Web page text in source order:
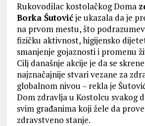
Rukovodilac kostolačkog Doma
Borka Šutovićje ukazala da je
na prvom mestu, što
fizičku aktivnost, higijensko
smanjenje gojaznosti i promenu
Cilj današnje akcije je da se
najznačajnije stvari vezane za
globalnom nivou – rekla je
Dom zdravlja u Kostolcu svakog
svim građanima koji žele da
zdravstveno stanje.